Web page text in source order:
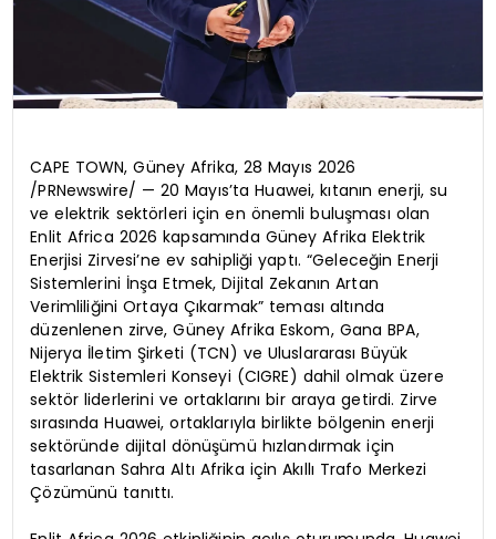
CAPE TOWN, Güney Afrika, 28 Mayıs 2026
/PRNewswire/ — 20 Mayıs’ta Huawei, kıtanın enerji, su
ve elektrik sektörleri için en önemli buluşması olan
Enlit Africa 2026 kapsamında Güney Afrika Elektrik
Enerjisi Zirvesi’ne ev sahipliği yaptı. “Geleceğin Enerji
Sistemlerini İnşa Etmek, Dijital Zekanın Artan
Verimliliğini Ortaya Çıkarmak” teması altında
düzenlenen zirve, Güney Afrika Eskom, Gana BPA,
Nijerya İletim Şirketi (TCN) ve Uluslararası Büyük
Elektrik Sistemleri Konseyi (CIGRE) dahil olmak üzere
sektör liderlerini ve ortaklarını bir araya getirdi. Zirve
sırasında Huawei, ortaklarıyla birlikte bölgenin enerji
sektöründe dijital dönüşümü hızlandırmak için
tasarlanan Sahra Altı Afrika için Akıllı Trafo Merkezi
Çözümünü tanıttı.